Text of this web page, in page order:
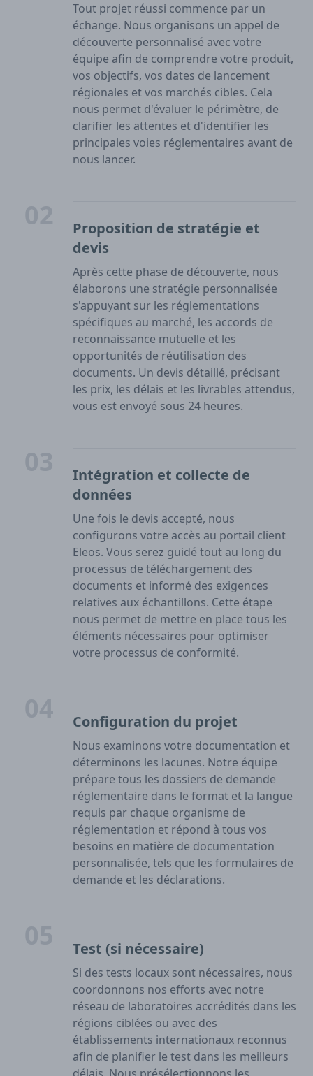
Tout projet réussi commence par un
échange. Nous organisons un appel de
découverte personnalisé avec votre
équipe afin de comprendre votre produit,
vos objectifs, vos dates de lancement
régionales et vos marchés cibles. Cela
nous permet d'évaluer le périmètre, de
clarifier les attentes et d'identifier les
principales voies réglementaires avant de
nous lancer.
Proposition de stratégie et
devis
Après cette phase de découverte, nous
élaborons une stratégie personnalisée
s'appuyant sur les réglementations
spécifiques au marché, les accords de
reconnaissance mutuelle et les
opportunités de réutilisation des
documents. Un devis détaillé, précisant
les prix, les délais et les livrables attendus,
vous est envoyé sous 24 heures.
Intégration et collecte de
données
Une fois le devis accepté, nous
configurons votre accès au portail client
Eleos. Vous serez guidé tout au long du
processus de téléchargement des
documents et informé des exigences
relatives aux échantillons. Cette étape
nous permet de mettre en place tous les
éléments nécessaires pour optimiser
votre processus de conformité.
Configuration du projet
Nous examinons votre documentation et
déterminons les lacunes. Notre équipe
prépare tous les dossiers de demande
réglementaire dans le format et la langue
requis par chaque organisme de
réglementation et répond à tous vos
besoins en matière de documentation
personnalisée, tels que les formulaires de
demande et les déclarations.
Test (si nécessaire)
Si des tests locaux sont nécessaires, nous
coordonnons nos efforts avec notre
réseau de laboratoires accrédités dans les
régions ciblées ou avec des
établissements internationaux reconnus
afin de planifier le test dans les meilleurs